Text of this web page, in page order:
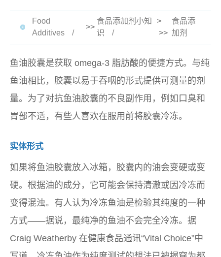
Food
Additives
>>
食品添加剂小知
识
>
>>
食品添
加剂
鱼油胶囊是获取 omega-3 脂肪酸的便捷方式。与纯
鱼油相比，胶囊以易于吞咽的形式提供可测量的剂
量。为了对抗鱼油胶囊的不良副作用，例如口臭和
胃部不适，有些人喜欢在服用前将胶囊冷冻。
实体形式
如果将鱼油胶囊放入冰箱，胶囊内的油会变硬或变
硬。根据油的成分，它可能会保持清澈或因冷冻而
变得混浊。有人认为冷冻鱼油是检验其纯度的一种
方式——据说，最纯净的鱼油不会完全冷冻。据
Craig Weatherby 在健康食品通讯“Vital Choice”中